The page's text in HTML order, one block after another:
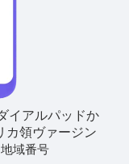
イアルパッドか
カ領ヴァージン
地域番号